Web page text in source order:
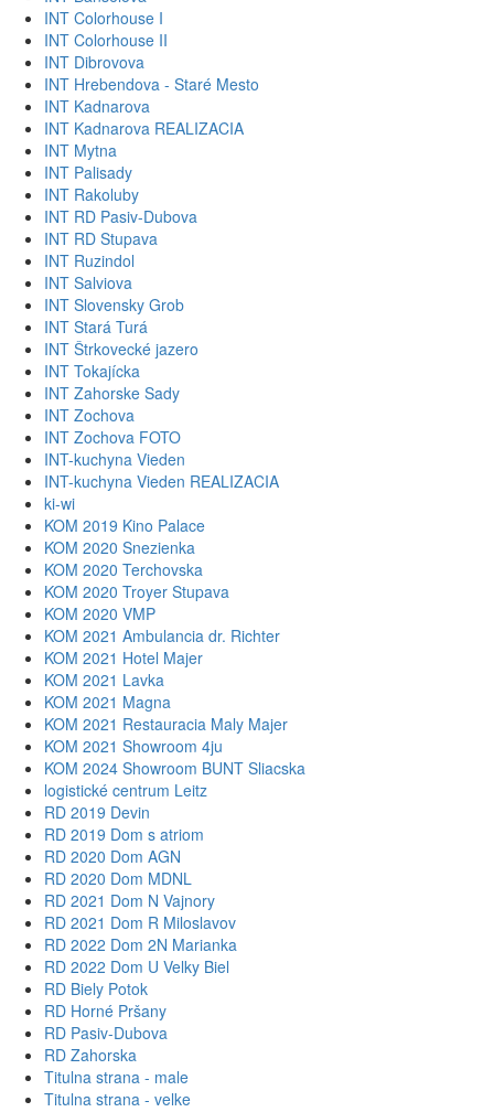
INT Colorhouse I
INT Colorhouse II
INT Dibrovova
INT Hrebendova - Staré Mesto
INT Kadnarova
INT Kadnarova REALIZACIA
INT Mytna
INT Palisady
INT Rakoluby
INT RD Pasiv-Dubova
INT RD Stupava
INT Ruzindol
INT Salviova
INT Slovensky Grob
INT Stará Turá
INT Štrkovecké jazero
INT Tokajícka
INT Zahorske Sady
INT Zochova
INT Zochova FOTO
INT-kuchyna Vieden
INT-kuchyna Vieden REALIZACIA
ki-wi
KOM 2019 Kino Palace
KOM 2020 Snezienka
KOM 2020 Terchovska
KOM 2020 Troyer Stupava
KOM 2020 VMP
KOM 2021 Ambulancia dr. Richter
KOM 2021 Hotel Majer
KOM 2021 Lavka
KOM 2021 Magna
KOM 2021 Restauracia Maly Majer
KOM 2021 Showroom 4ju
KOM 2024 Showroom BUNT Sliacska
logistické centrum Leitz
RD 2019 Devin
RD 2019 Dom s atriom
RD 2020 Dom AGN
RD 2020 Dom MDNL
RD 2021 Dom N Vajnory
RD 2021 Dom R Miloslavov
RD 2022 Dom 2N Marianka
RD 2022 Dom U Velky Biel
RD Biely Potok
RD Horné Pršany
RD Pasiv-Dubova
RD Zahorska
Titulna strana - male
Titulna strana - velke